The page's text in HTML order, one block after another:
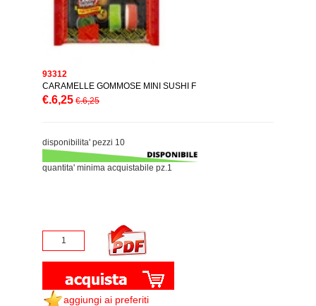
93312
CARAMELLE GOMMOSE MINI SUSHI F
€.6,25 €.6,25
disponibilita' pezzi 10
quantita' minima acquistabile pz.1
aggiungi ai preferiti